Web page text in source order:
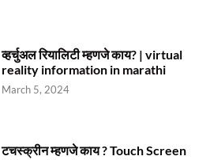
व्हर्चुअल रियालिटी म्हणजे काय? | virtual
reality information in marathi
March 5, 2024
टचस्क्रीन म्हणजे काय ? Touch Screen